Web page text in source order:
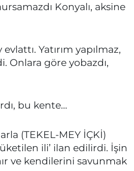
Konyalı, aksine
Yatırım yapılmaz,
Onlara göre yobazdı,
bu kente…
(TEKEL-MEY İÇKİ)
ili’ ilan edilirdi. İşin
ve kendilerini savunmak